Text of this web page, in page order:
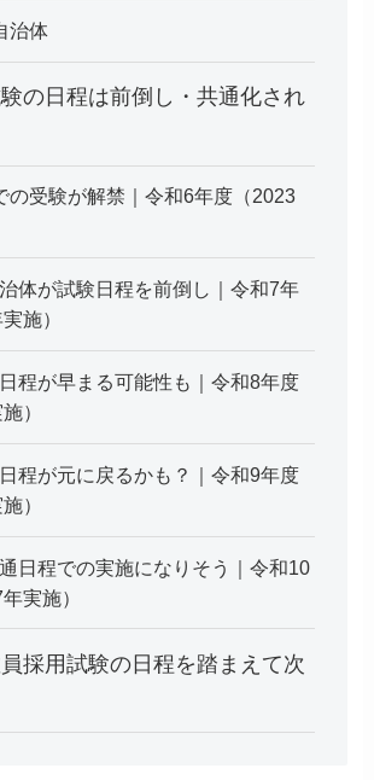
治体
の日程は前倒し・共通化され
の受験が解禁｜令和6年度（2023
体が試験日程を前倒し｜令和7年
施）
程が早まる可能性も｜令和8年度
）
程が元に戻るかも？｜令和9年度
）
日程での実施になりそう｜令和10
実施）
採用試験の日程を踏まえて次